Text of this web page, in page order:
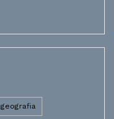
geografia